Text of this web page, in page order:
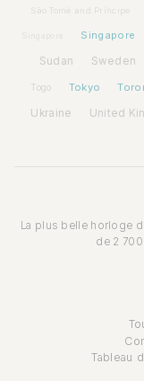
São Tomé and Príncipe
Singapore
Sudan Sweden
Togo Tokyo
Ukraine United
La plus belle horloge
de 2
Tableau